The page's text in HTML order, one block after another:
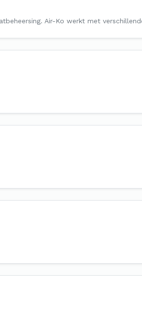
Air-Ko werkt met